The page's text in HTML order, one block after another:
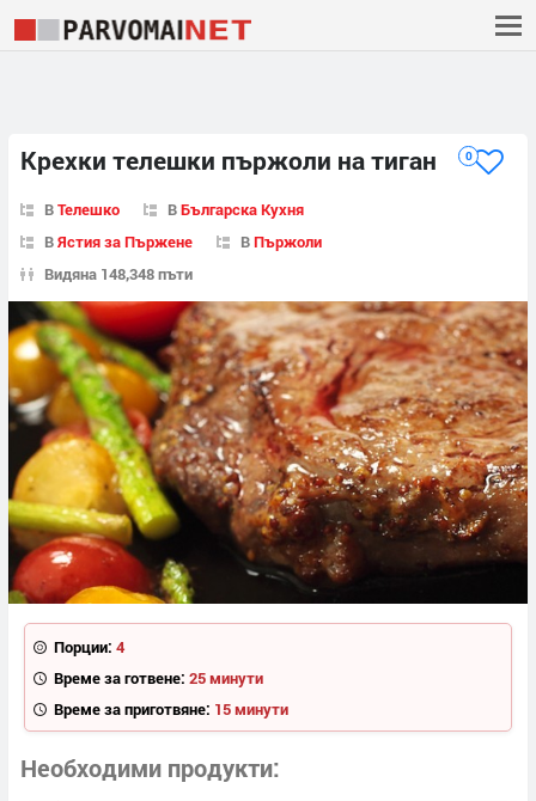
Крехки телешки пържоли на тиган 0
ВТелешко ВБългарска Кухня
ВЯстия за Пържене ВПържоли
Видяна 148,348 пъти
Порции: 4
Време за готвене: 25 минути
Време за приготвяне: 15 минути
Необходими продукти